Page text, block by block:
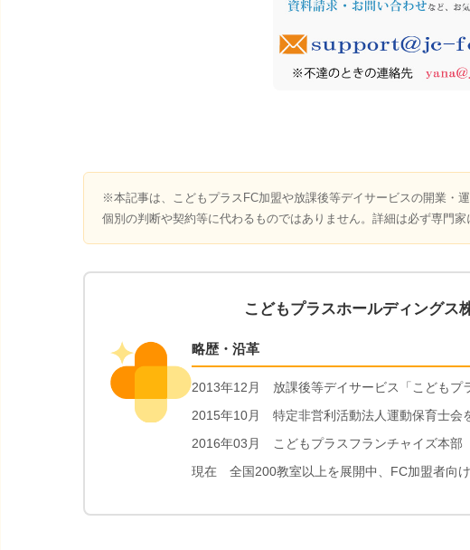
※本記事は、こどもプラスFC加盟や放課後等デイサービスの開業・
個別の判断や契約等に代わるものではありません。詳細は必ず専門家
こどもプラスホールディングス
略歴・沿革
2013年12月 放課後等デイサービス「こどもプ
2015年10月 特定非営利活動法人運動保育士会
2016年03月 こどもプラスフランチャイズ本部
現在 全国200教室以上を展開中、FC加盟者向